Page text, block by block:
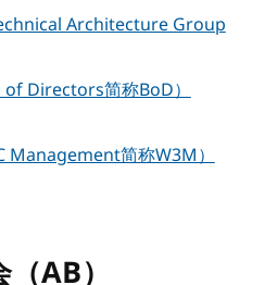
Architecture Group
Directors简称BoD）
Management简称W3M）
AB）